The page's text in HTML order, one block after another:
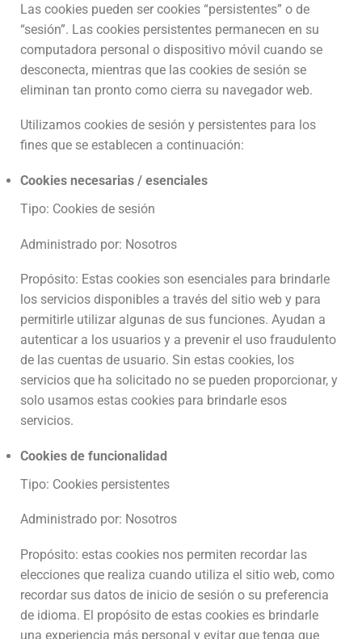
Las cookies pueden ser cookies “persistentes” o de
“sesión”. Las cookies persistentes permanecen en su
computadora personal o dispositivo móvil cuando se
desconecta, mientras que las cookies de sesión se
eliminan tan pronto como cierra su navegador web.
Utilizamos cookies de sesión y persistentes para los
fines que se establecen a continuación:
Cookies necesarias / esenciales
Tipo: Cookies de sesión
Administrado por: Nosotros
Propósito: Estas cookies son esenciales para brindarle
los servicios disponibles a través del sitio web y para
permitirle utilizar algunas de sus funciones. Ayudan a
autenticar a los usuarios y a prevenir el uso fraudulento
de las cuentas de usuario. Sin estas cookies, los
servicios que ha solicitado no se pueden proporcionar, y
solo usamos estas cookies para brindarle esos
servicios.
Cookies de funcionalidad
Tipo: Cookies persistentes
Administrado por: Nosotros
Propósito: estas cookies nos permiten recordar las
elecciones que realiza cuando utiliza el sitio web, como
recordar sus datos de inicio de sesión o su preferencia
de idioma. El propósito de estas cookies es brindarle
una experiencia más personal y evitar que tenga que